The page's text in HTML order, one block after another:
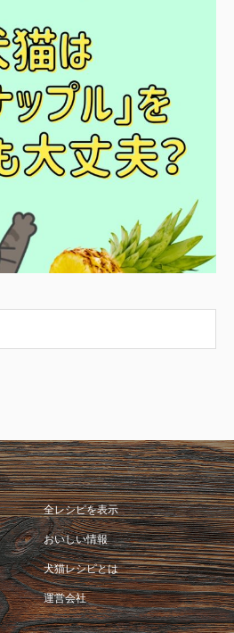
全レシピを表示
おいしい情報
犬猫レシピとは
運営会社